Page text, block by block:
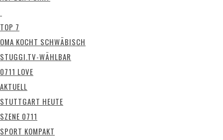
TOP 7
OMA KOCHT SCHWÄBISCH
STUGGI.TV-WÄHLBAR
0711 LOVE
AKTUELL
STUTTGART HEUTE
SZENE 0711
SPORT KOMPAKT